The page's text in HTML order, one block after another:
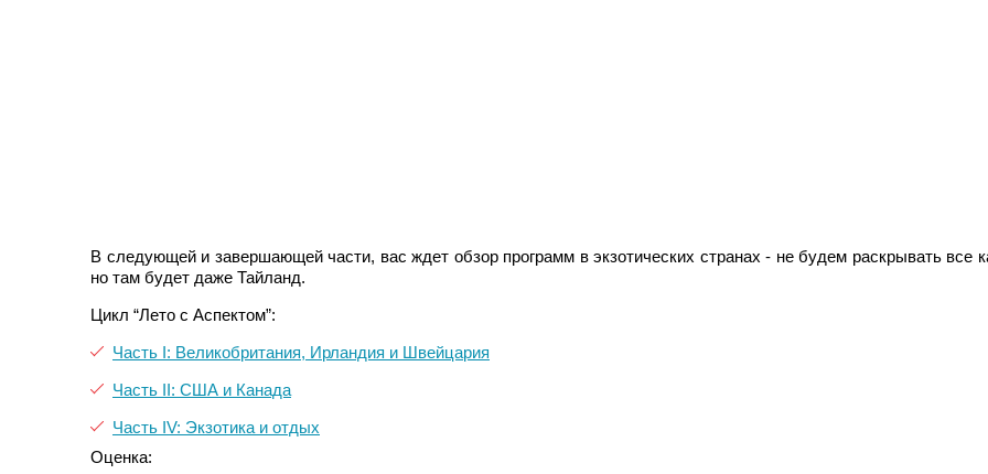
В следующей и завершающей части, вас ждет обзор программ в экзотических странах - не будем раскрывать все
но там будет даже Тайланд.
Цикл “Лето с Аспектом”:
Часть I: Великобритания, Ирландия и Швейцария
Часть II: США и Канада
Часть IV: Экзотика и отдых
Оценка: